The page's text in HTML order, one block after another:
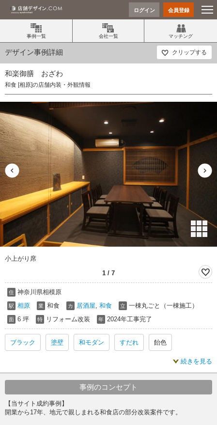
ログイン 会員登録
事例一覧 会社一覧 マッチング
デザイン事例詳細 クリップする
和楽御膳 おざわ
和食 [相原]の店舗内装・外観情報
小上がり席
1 / 7
住 神奈川県相模原
駅 相原 業 和食 カ 居酒屋 和食 立 一棟丸ごと（一棟施工）
面 6 坪 特 リフォーム改装 年 2024年工事完了
ブラック 塗壁 和モダン すだれ 飴色
和モダン リフォーム
続きを見る
事例のコンセプト
【当サイト成約事例】
開業から17年、地元で親しまれる和食店の部分改装案件です。